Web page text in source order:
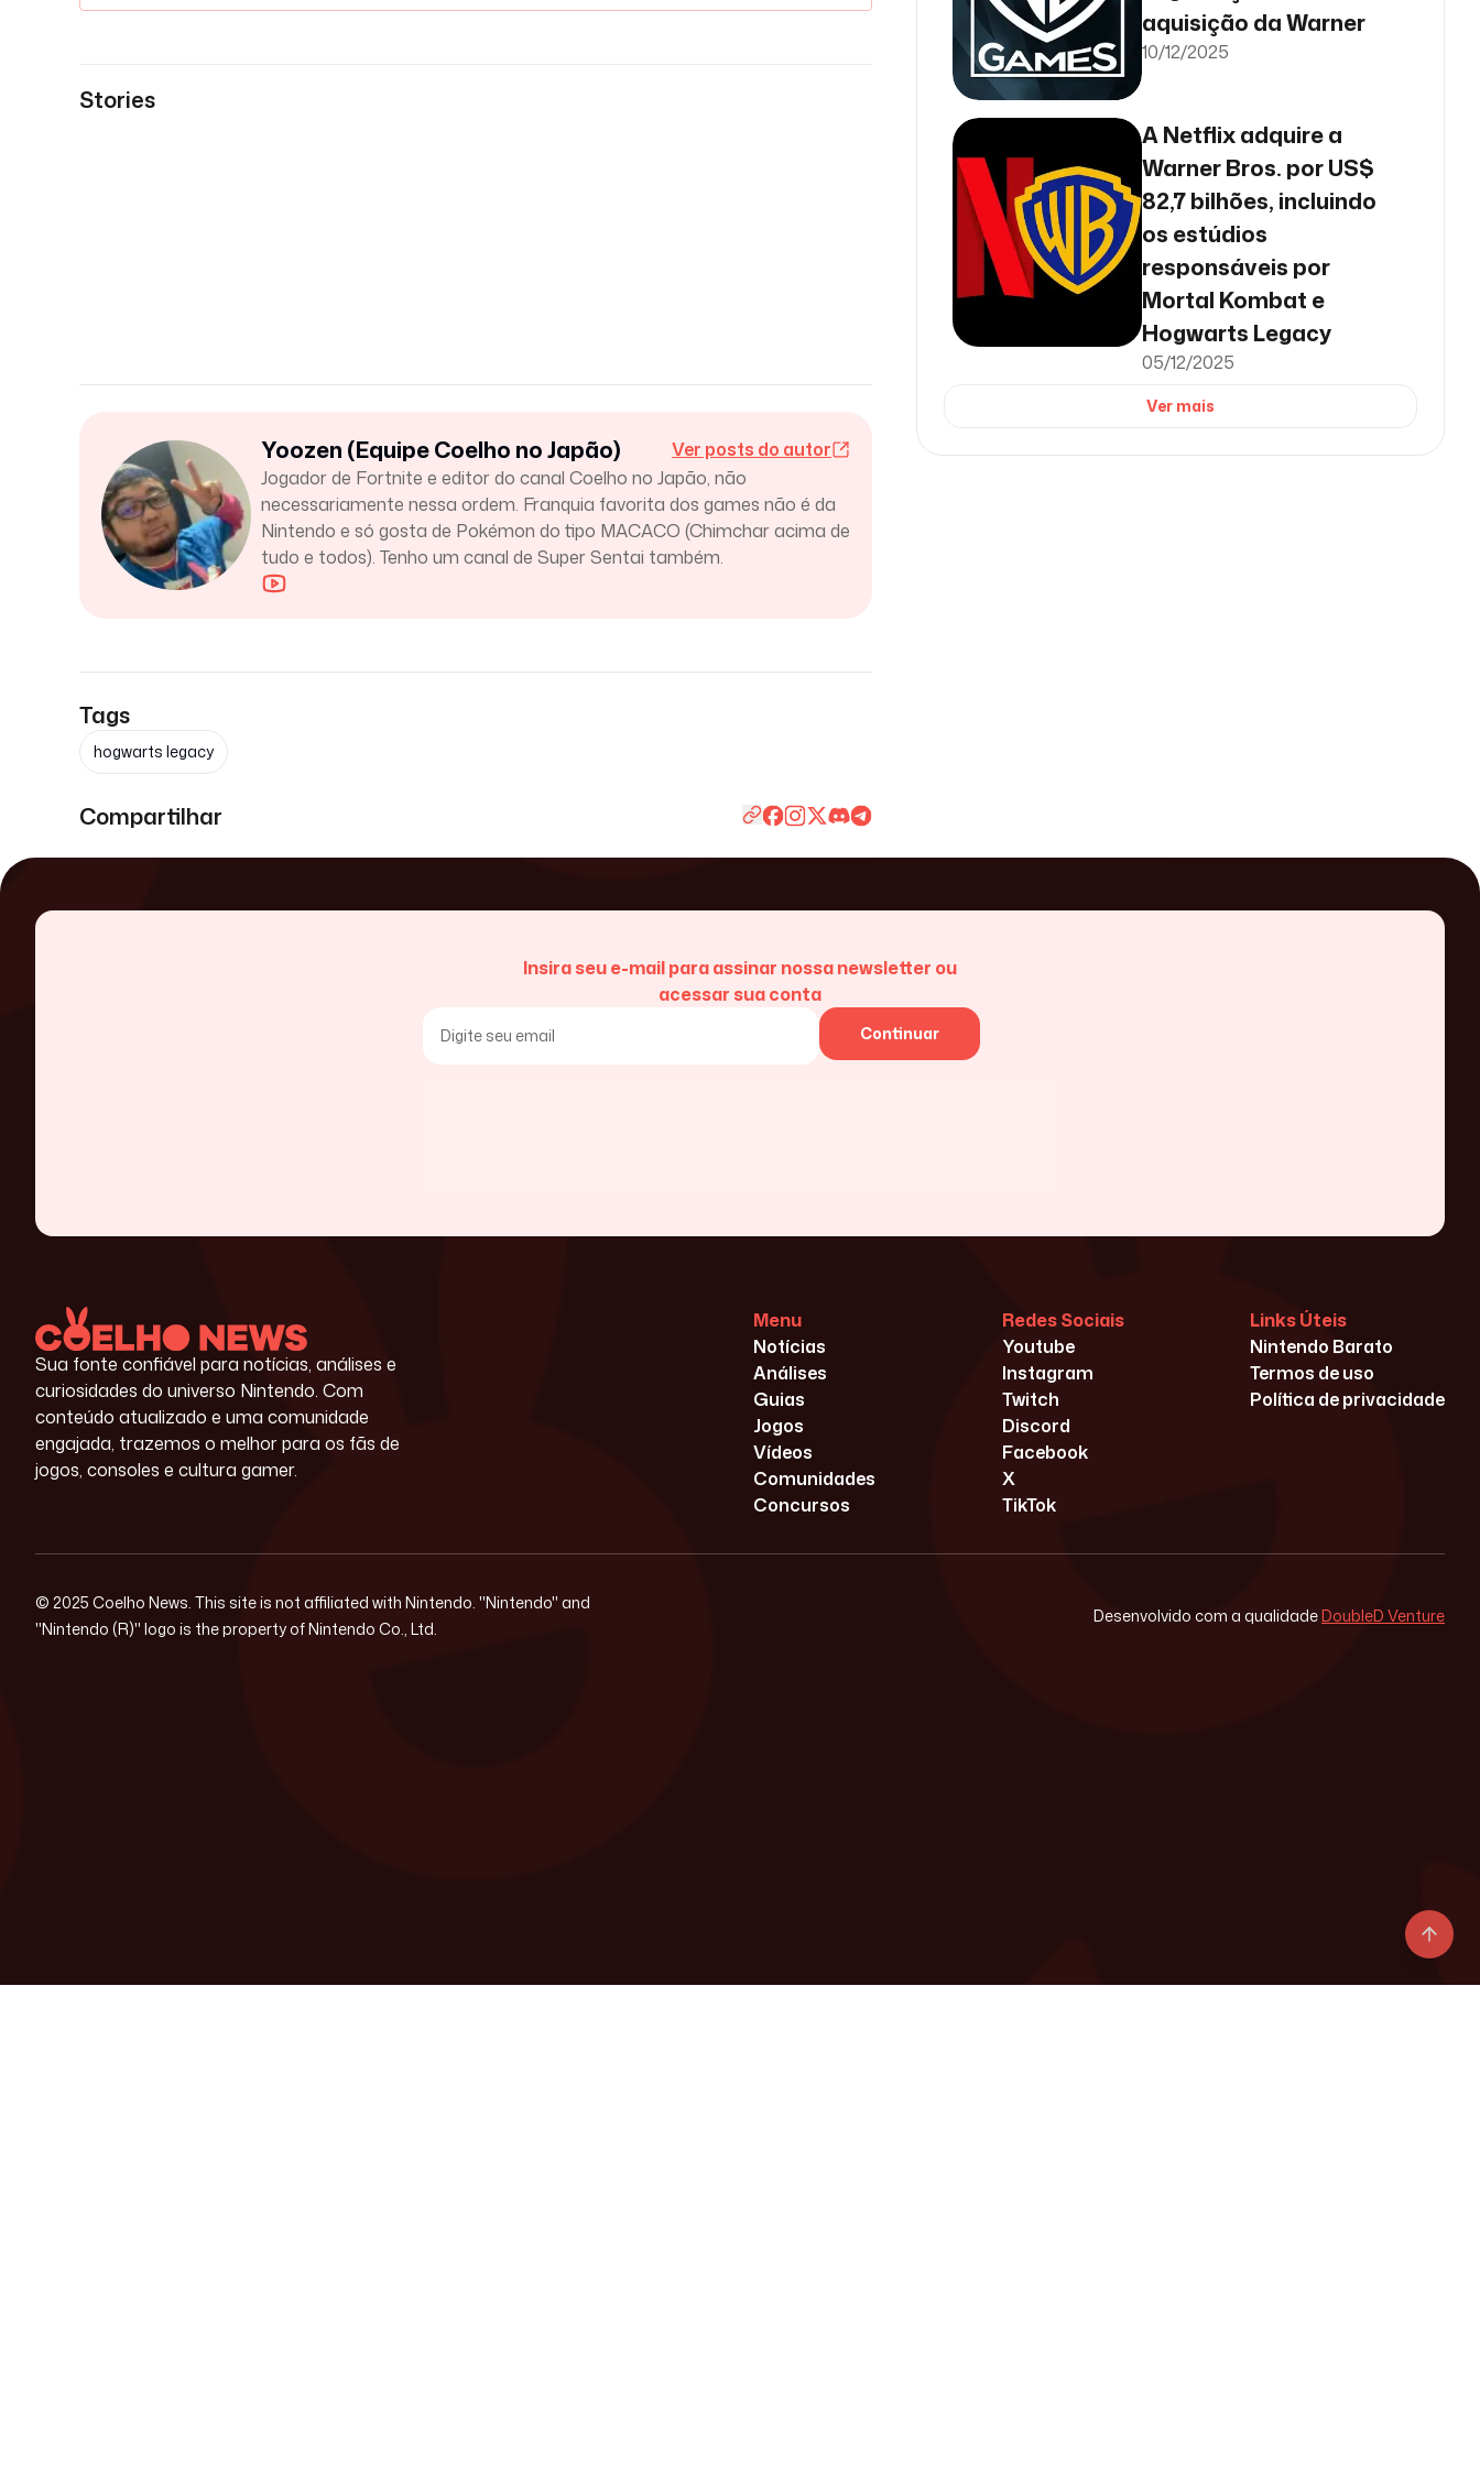
Stories
Yoozen (Equipe Coelho no Japão)
Ver posts do autor
Jogador de Fortnite e editor do canal Coelho no Japão, não
necessariamente nessa ordem. Franquia favorita dos games não é da
Nintendo e só gosta de Pokémon do tipo MACACO (Chimchar acima de
tudo e todos). Tenho um canal de Super Sentai também.
Tags
hogwarts legacy
Compartilhar
aquisição da Warner
10/12/2025
A Netflix adquire a
Warner Bros. por US$
82,7 bilhões, incluindo
os estúdios
responsáveis ​​por
Mortal Kombat e
Hogwarts Legacy
05/12/2025
Ver mais
Insira seu e-mail para assinar nossa newsletter ou
acessar sua conta
Continuar
Sua fonte confiável para notícias, análises e
curiosidades do universo Nintendo. Com
conteúdo atualizado e uma comunidade
engajada, trazemos o melhor para os fãs de
jogos, consoles e cultura gamer.
Menu
Notícias
Análises
Guias
Jogos
Vídeos
Comunidades
Concursos
Redes Sociais
Youtube
Instagram
Twitch
Discord
Facebook
X
TikTok
Links Úteis
Nintendo Barato
Termos de uso
Política de privacidade
© 2025 Coelho News. This site is not affiliated with Nintendo. "Nintendo" and
"Nintendo (R)" logo is the property of Nintendo Co., Ltd.
Desenvolvido com a qualidadeDoubleD Venture